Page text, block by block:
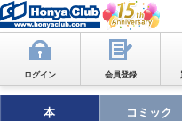
ログイン 会員登録
本 コミック